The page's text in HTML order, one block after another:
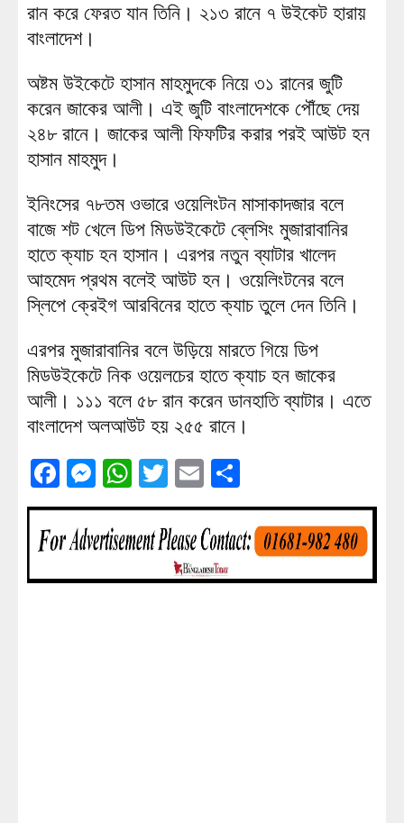
রান করে ফেরত যান তিনি। ২১৩ রানে ৭ উইকেট হারায়
বাংলাদেশ।
অষ্টম উইকেটে হাসান মাহমুদকে নিয়ে ৩১ রানের জুটি
করেন জাকের আলী। এই জুটি বাংলাদেশকে পৌঁছে দেয়
২৪৮ রানে। জাকের আলী ফিফটির করার পরই আউট হন
হাসান মাহমুদ।
ইনিংসের ৭৮তম ওভারে ওয়েলিংটন মাসাকাদজার বলে
বাজে শট খেলে ডিপ মিডউইকেটে ব্লেসিং মুজারাবানির
হাতে ক্যাচ হন হাসান। এরপর নতুন ব্যাটার খালেদ
আহমেদ প্রথম বলেই আউট হন। ওয়েলিংটনের বলে
স্লিপে ক্রেইগ আরবিনের হাতে ক্যাচ তুলে দেন তিনি।
এরপর মুজারাবানির বলে উড়িয়ে মারতে গিয়ে ডিপ
মিডউইকেটে নিক ওয়েলচের হাতে ক্যাচ হন জাকের
আলী। ১১১ বলে ৫৮ রান করেন ডানহাতি ব্যাটার। এতে
বাংলাদেশ অলআউট হয় ২৫৫ রানে।
Facebook
Messenger
WhatsApp
TwitterEmail